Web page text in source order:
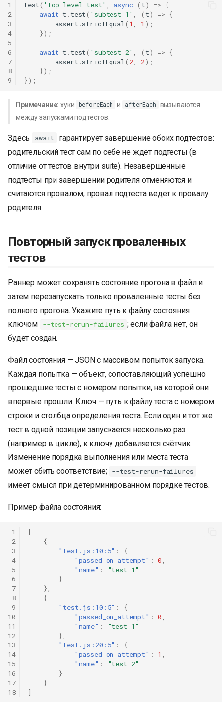
1
2
3
4
5
6
7
8
9
test( 'top level test' , async ( t) =>
{
await t . test( 'subtest 1' , ( t) =>
{
assert .strictEqual( 1 , 1 );
});
await t . test( 'subtest 2' , ( t) =>
{
assert .strictEqual(2, 2);
});
});
Примечание: хуки beforeEach и afterEach вызываются
между запусками подтестов.
Здесь await
гарантирует завершение обоих подтестов:
родительский тест сам по себе не ждёт подтесты (в
отличие от тестов внутри suite). Незавершённые
подтесты при завершении родителя отменяются и
считаются провалом; провал подтеста ведёт к провалу
родителя.
Повторный запуск проваленных
тестов
Раннер может сохранять состояние прогона в файл и
затем перезапускать только проваленные тесты без
полного прогона. Укажите путь к файлу состояния
ключом
--test-rerun-failures ; если файла нет, он
будет создан.
Файл состояния — JSON с массивом попыток запуска.
Каждая попытка — объект, сопоставляющий успешно
прошедшие тесты с номером попытки, на которой они
впервые прошли. Ключ — путь к файлу теста с номером
строки и столбца определения теста. Если один и тот же
тест в одной позиции запускается несколько раз
(например в цикле), к ключу добавляется счётчик.
Изменение порядка выполнения или места теста
может сбить соответствие;
--test-rerun-failures
имеет смысл при детерминированном порядке тестов.
Пример файла состояния:
1
2
3
4
5
6
7
8
9
10
11
12
13
14
15
16
17
18
[
{
"test.js:10:5" :
{
"passed_on_attempt" : 0
"name" :
"test 1"
}
},
{
"test.js:10:5" :
{
"passed_on_attempt" : 0
"name" :
"test 1"
},
"test.js:20:5" :
{
"passed_on_attempt" : 1
"name" :
"test 2"
}
}
]